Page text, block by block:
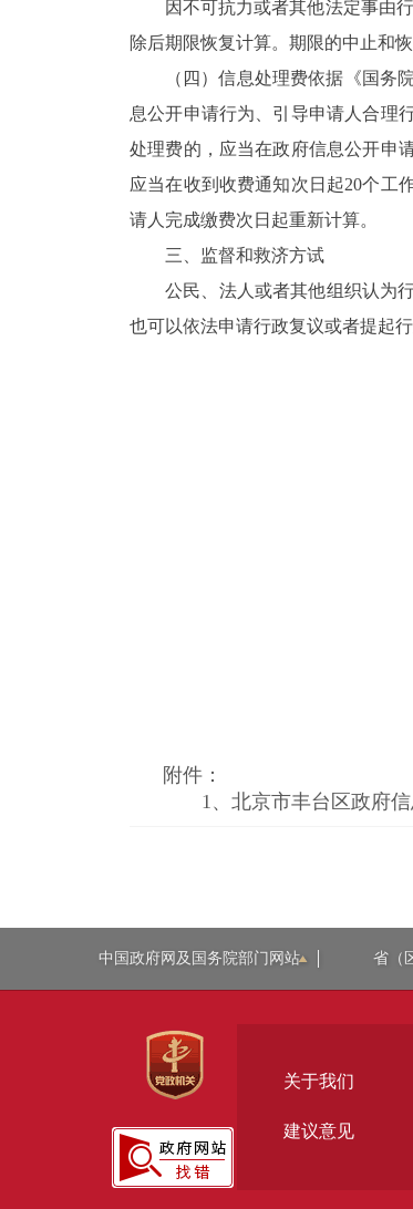
因不可抗力或者其他法定事由
除后期限恢复计算。期限的中止和
（四）信息处理费依据《国务
息公开申请行为、引导申请人合理
处理费的，应当在政府信息公开申
应当在收到收费通知次日起20个工
请人完成缴费次日起重新计算。
三、监督和救济方试
公民、法人或者其他组织认为
也可以依法申请行政复议或者提起行
附件：
1、 北京市丰台区政府
中国政府网及国务院部门网站 省（
关于我们
建议意见